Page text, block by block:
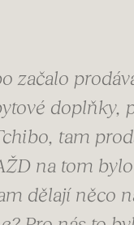
začalo
doplňky,
tam
na tom bylo
dělají něco